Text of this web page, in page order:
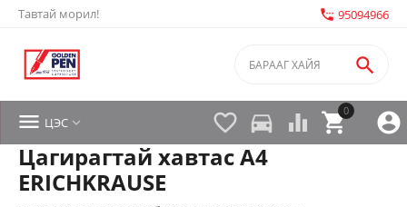
Тавтай морил! settings_phone 95094966


0

 directions_car 
 ЦЭС 
Цагирагтай хавтас A4
ERICHKRAUSE